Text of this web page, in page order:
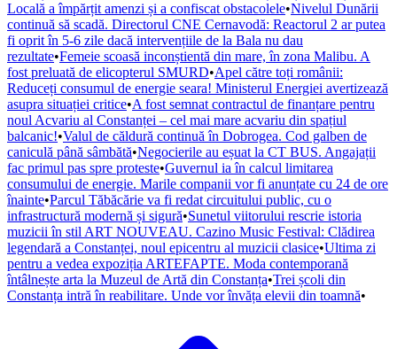
Locală a împărțit amenzi și a confiscat obstacolele•Nivelul Dunării
continuă să scadă. Directorul CNE Cernavodă: Reactorul 2 ar putea
fi oprit în 5-6 zile dacă intervențiile de la Bala nu dau
rezultate•Femeie scoasă inconștientă din mare, în zona Malibu. A
fost preluată de elicopterul SMURD•Apel către toți românii:
Reduceți consumul de energie seara! Ministerul Energiei avertizează
asupra situației critice•A fost semnat contractul de finanțare pentru
noul Acvariu al Constanței – cel mai mare acvariu din spațiul
balcanic!•Valul de căldură continuă în Dobrogea. Cod galben de
caniculă până sâmbătă•Negocierile au eșuat la CT BUS. Angajații
fac primul pas spre proteste•Guvernul ia în calcul limitarea
consumului de energie. Marile companii vor fi anunțate cu 24 de ore
înainte•Parcul Tăbăcărie va fi redat circuitului public, cu o
infrastructură modernă și sigură•Sunetul viitorului rescrie istoria
muzicii în stil ART NOUVEAU. Cazino Music Festival: Clădirea
legendară a Constanței, noul epicentru al muzicii clasice•Ultima zi
pentru a vedea expoziția ARTEFAPTE. Moda contemporană
întâlnește arta la Muzeul de Artă din Constanța•Trei școli din
Constanța intră în reabilitare. Unde vor învăța elevii din toamnă•